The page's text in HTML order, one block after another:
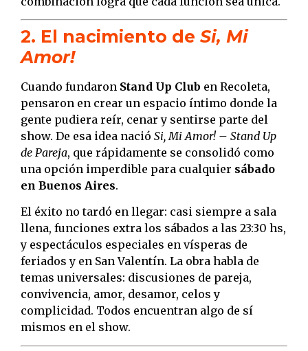
2. El nacimiento de Si, Mi
Amor!
Cuando fundaron Stand Up Club en Recoleta,
pensaron en crear un espacio íntimo donde la
gente pudiera reír, cenar y sentirse parte del
show. De esa idea nació Si, Mi Amor! – Stand Up
de Pareja, que rápidamente se consolidó como
una opción imperdible para cualquier sábado
en Buenos Aires.
El éxito no tardó en llegar: casi siempre a sala
llena, funciones extra los sábados a las 23:30 hs,
y espectáculos especiales en vísperas de
feriados y en San Valentín. La obra habla de
temas universales: discusiones de pareja,
convivencia, amor, desamor, celos y
complicidad. Todos encuentran algo de sí
mismos en el show.